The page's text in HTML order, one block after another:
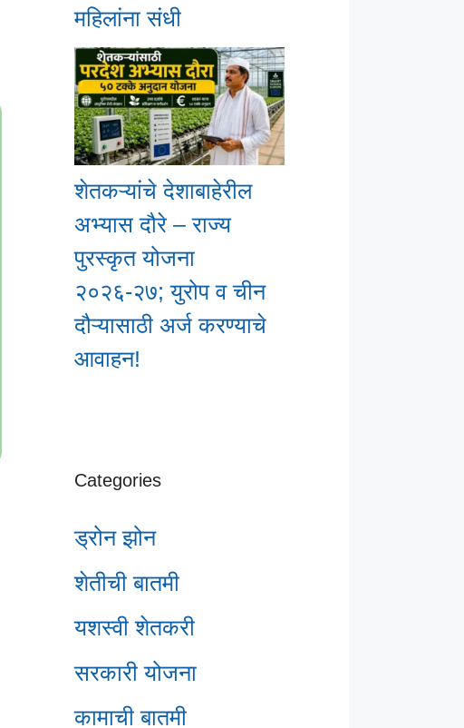
महिलांना संधी
शेतकऱ्यांचे देशाबाहेरील
अभ्यास दौरे – राज्य
पुरस्कृत योजना
२०२६-२७; युरोप व चीन
दौऱ्यासाठी अर्ज करण्याचे
आवाहन!
Categories
ड्रोन झोन
शेतीची बातमी
यशस्वी शेतकरी
सरकारी योजना
कामाची बातमी